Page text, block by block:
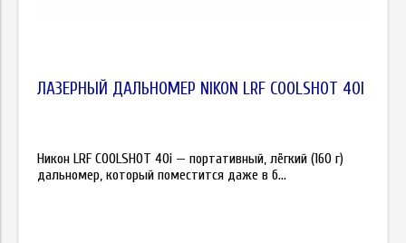
ЛАЗЕРНЫЙ ДАЛЬНОМЕР NIKON LRF COOLSHOT 40I
Никон LRF COOLSHOT 40i — портативный, лёгкий (160 г)
дальномер, который поместится даже в б...